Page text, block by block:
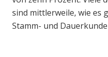
sind mittlerweile, wie es
Stamm- und